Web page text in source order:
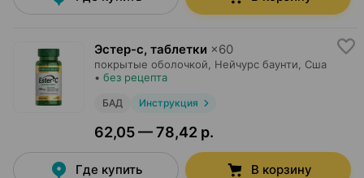
Эстер-с, таблетки ×60
покрытые оболочкой, Нейчурс баунти , Сша
• без рецепта
БАД Инструкция
62,05 — 78,42 р.
Где купить В корзину